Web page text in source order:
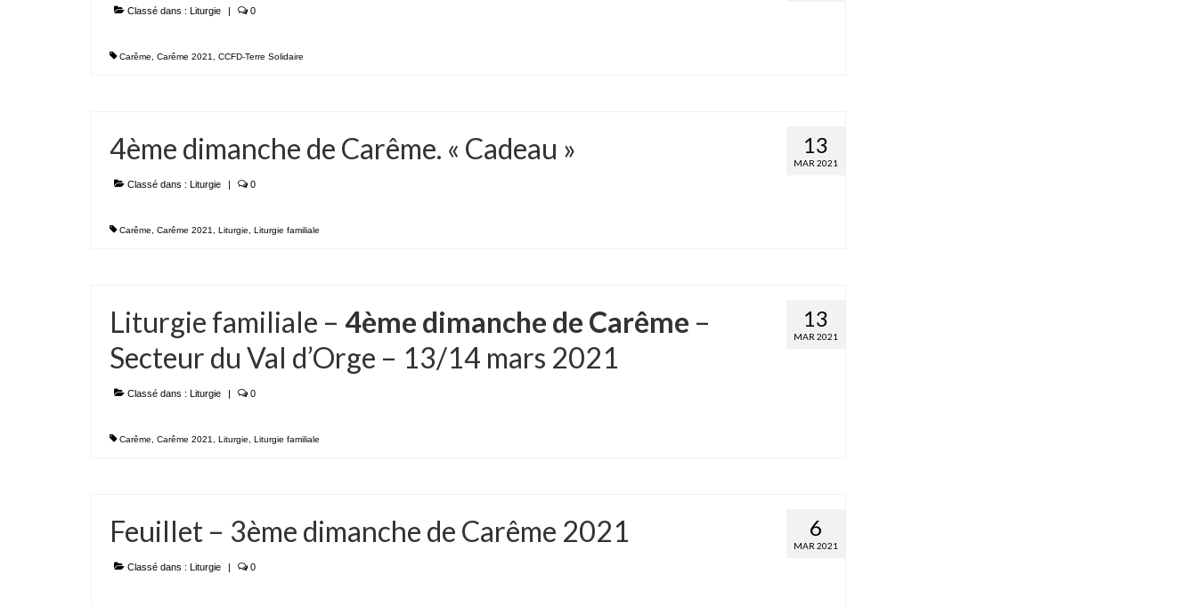
Classé dans : Liturgie | 0
Carême Carême 2021 CCFD-Terre Solidaire
13
MAR 2021
4ème dimanche de Carême. « Cadeau »
Classé dans : Liturgie | 0
Carême Carême 2021 Liturgie Liturgie familiale
13
MAR 2021
Liturgie familiale – 4ème dimanche de Carême –
Secteur du Val d’Orge – 13/14 mars 2021
Classé dans : Liturgie | 0
Carême Carême 2021 Liturgie Liturgie familiale
6
MAR 2021
Feuillet – 3ème dimanche de Carême 2021
Classé dans : Liturgie | 0